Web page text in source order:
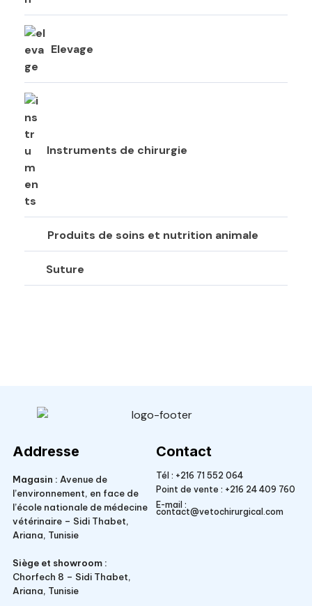
Elevage
Instruments de chirurgie
Produits de soins et nutrition animale
Suture
Addresse
Magasin : Avenue de
l’environnement, en face de
l’école nationale de médecine
vétérinaire – Sidi Thabet,
Ariana, Tunisie
Siège et showroom :
Chorfech 8 – Sidi Thabet,
Ariana, Tunisie
Contact
Tél : +216 71 552 064
Point de vente : +216 24 409 760
E-mail :
contact@vetochirurgical.com